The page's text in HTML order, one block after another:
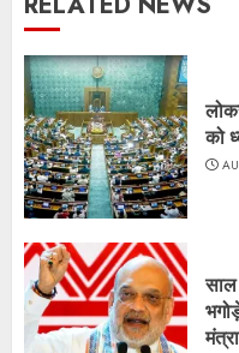
को